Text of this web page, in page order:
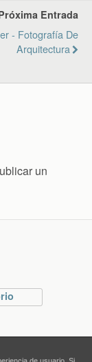
Entrada
- Fotografía De
Arquitectura
un